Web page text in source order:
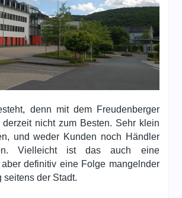
denn mit dem Freudenberger
derzeit nicht zum Besten. Sehr klein
und weder Kunden noch Händler
Vielleicht ist das auch eine
aber definitiv eine Folge mangelnder
seitens der Stadt.